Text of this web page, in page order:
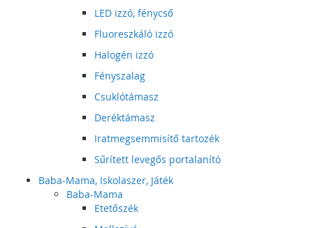
LED izzó, fénycső
Fluoreszkáló izzó
Halogén izzó
Fényszalag
Csuklótámasz
Deréktámasz
Iratmegsemmisítő tartozék
Sűrített levegős portalanító
Baba-Mama, Iskolaszer, Játék
Baba-Mama
Etetőszék